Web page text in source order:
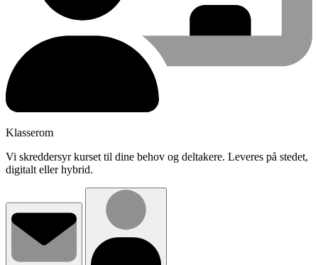
Klasserom
Vi skreddersyr kurset til dine behov og deltakere. Leveres på stedet,
digitalt eller hybrid.